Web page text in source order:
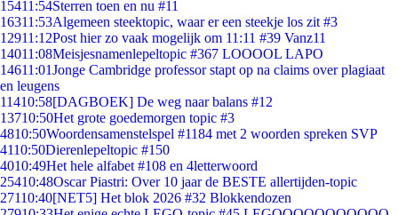
15411:54Sterren toen en nu #11
16311:53Algemeen steektopic, waar er een steekje los zit #3
12911:12Post hier zo vaak mogelijk om 11:11 #39 Vanz11
14011:08Meisjesnamenlepeltopic #367 LOOOOL LAPO
14611:01Jonge Cambridge professor stapt op na claims over plagiaat
en leugens
11410:58[DAGBOEK] De weg naar balans #12
13710:50Het grote goedemorgen topic #3
4810:50Woordensamenstelspel #1184 met 2 woorden spreken SVP
4110:50Dierenlepeltopic #150
4010:49Het hele alfabet #108 en 4letterwoord
25410:48Oscar Piastri: Over 10 jaar de BESTE allertijden-topic
27110:40[NET5] Het blok 2026 #32 Blokkendozen